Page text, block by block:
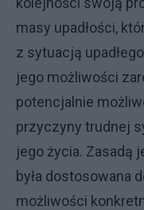
masy upadłości,
z sytuacją
jego możliwości
potencjalnie
przyczyny trudnej
jego życia. Zasadą
była dostosowana
możliwości